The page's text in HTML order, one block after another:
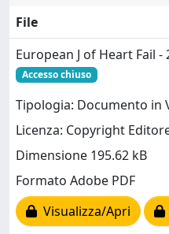
File
European J of Heart Fail
Accesso chiuso
Tipologia: Documento in
Licenza: Copyright
Dimensione 195.62 kB
Formato Adobe PDF
Visualizza/Apri